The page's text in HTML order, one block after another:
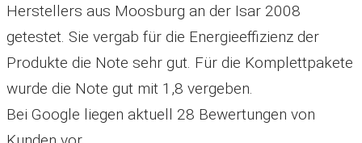
Herstellers aus Moosburg an der Isar 2008
getestet. Sie vergab für die Energieeffizienz der
Produkte die Note sehr gut. Für die Komplettpakete
wurde die Note gut mit 1,8 vergeben.
Bei Google liegen aktuell 28 Bewertungen von